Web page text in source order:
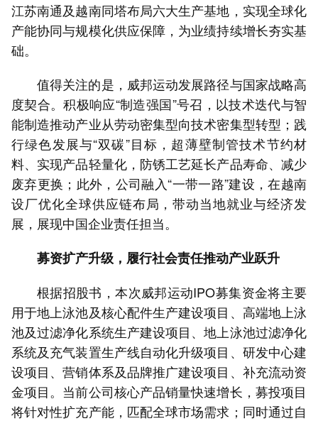
江苏南通及越南同塔布局六大生产基地，实现全球化
产能协同与规模化供应保障，为业绩持续增长夯实基
础。
值得关注的是，威邦运动发展路径与国家战略高
度契合。积极响应“制造强国”号召，以技术迭代与智
能制造推动产业从劳动密集型向技术密集型转型；践
行绿色发展与“双碳”目标，超薄壁制管技术节约材
料、实现产品轻量化，防锈工艺延长产品寿命、减少
废弃更换；此外，公司融入“一带一路”建设，在越南
设厂优化全球供应链布局，带动当地就业与经济发
展，展现中国企业责任担当。
募资扩产升级，履行社会责任推动产业跃升
根据招股书，本次威邦运动IPO募集资金将主要
用于地上泳池及核心配件生产建设项目、高端地上泳
池及过滤净化系统生产建设项目、地上泳池过滤净化
系统及充气装置生产线自动化升级项目、研发中心建
设项目、营销体系及品牌推广建设项目、补充流动资
金项目。当前公司核心产品销量快速增长，募投项目
将针对性扩充产能，匹配全球市场需求；同时通过自